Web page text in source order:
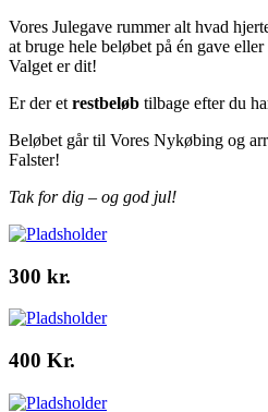
Vores Julegave rummer alt hvad
at bruge hele beløbet på én gave
Valget er dit!
Er der et restbeløb tilbage efter du
Beløbet går til Vores Nykøbing og
Falster!
Tak for dig – og god jul!
300 kr.
400 Kr.